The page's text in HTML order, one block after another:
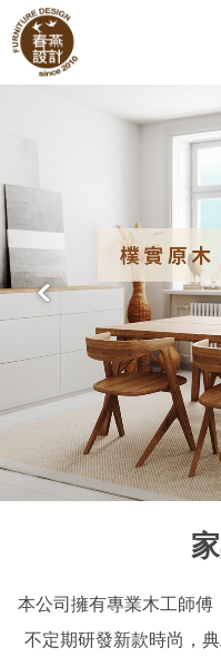
本公司擁有專業木工師傅
不定期研發新款時尚，
Cookie管理面板